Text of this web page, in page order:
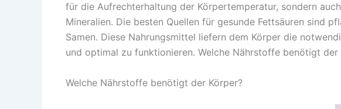
für die Aufrechterhaltung der Körpertemperatur, sondern
Mineralien. Die besten Quellen für gesunde Fettsäuren sind
Samen. Diese Nahrungsmittel liefern dem Körper die
und optimal zu funktionieren. Welche Nährstoffe benötigt der
Welche Nährstoffe benötigt der Körper?